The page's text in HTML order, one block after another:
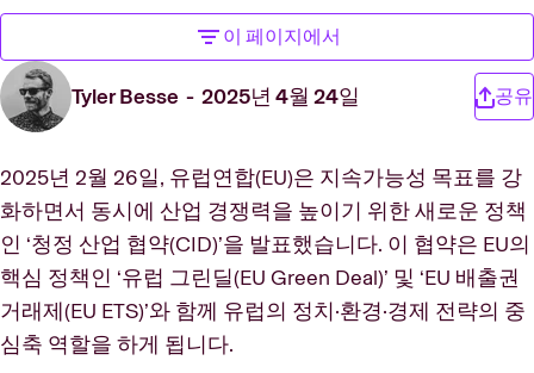
이 페이지에서
Tyler Besse 2025년 4월 24일 공유
2025년 2월 26일, 유럽연합(EU)은 지속가능성 목표를 강
화하면서 동시에 산업 경쟁력을 높이기 위한 새로운 정책
인 ‘청정 산업 협약(CID)’을 발표했습니다. 이 협약은 EU의
핵심 정책인 ‘유럽 그린딜(EU Green Deal)’ 및 ‘EU 배출권
거래제(EU ETS)’와 함께 유럽의 정치·환경·경제 전략의 중
심축 역할을 하게 됩니다.